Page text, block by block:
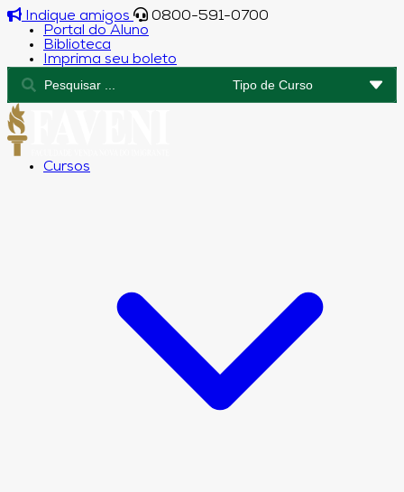
Indique amigos
0800-591-0700
Portal do Aluno
Biblioteca
Imprima seu boleto
Cursos